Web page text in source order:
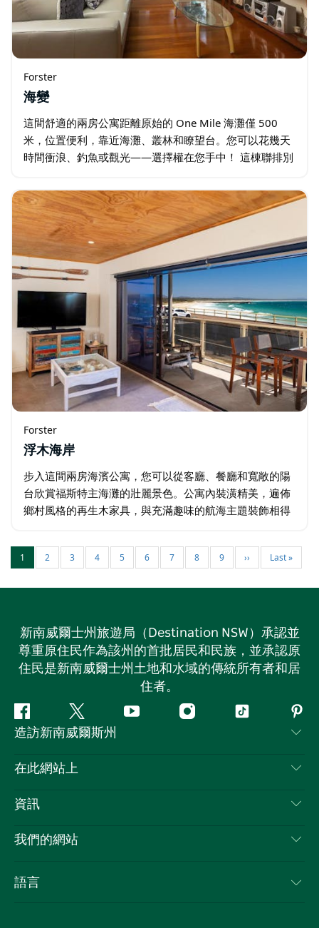
Forster
海變
這間舒適的兩房公寓距離原始的 One Mile 海灘僅 500
米，位置便利，靠近海灘、叢林和瞭望台。您可以花幾天
時間衝浪、釣魚或觀光——選擇權在您手中！ 這棟聯排別
起居和用餐區。飯店風格優美…
Forster
浮木海岸
步入這間兩房海濱公寓，您可以從客廳、餐廳和寬敞的陽
台欣賞福斯特主海灘的壯麗景色。公寓內裝潢精美，遍佈
鄉村風格的再生木家具，與充滿趣味的航海主題裝飾相得
的夜晚享用家常菜…
1 2 3 4 5 6 7 8 9 ›› Last »
新南威爾士州旅遊局（Destination NSW）承認並
尊重原住民作為該州的首批居民和民族，並承認原
住民是新南威爾士州土地和水域的傳統所有者和居
住者。
Facebook嘰
嘰
喳
Youtube Instagram抖
造訪新南威爾斯州
聯絡我們
隱私
Cookie 通知
在此網站上
目的地
新南威爾斯州公路旅行
活動
資訊
旅行資訊
新南威爾斯的商業
我們的網站
語言